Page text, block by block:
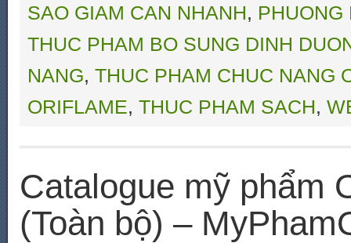
SAO GIAM CAN NHANH, PHUONG
THUC PHAM BO SUNG DINH
NANG, THUC PHAM CHUC NANG
ORIFLAME, THUC PHAM SACH,
Catalogue mỹ phẩm
(Toàn bộ) –